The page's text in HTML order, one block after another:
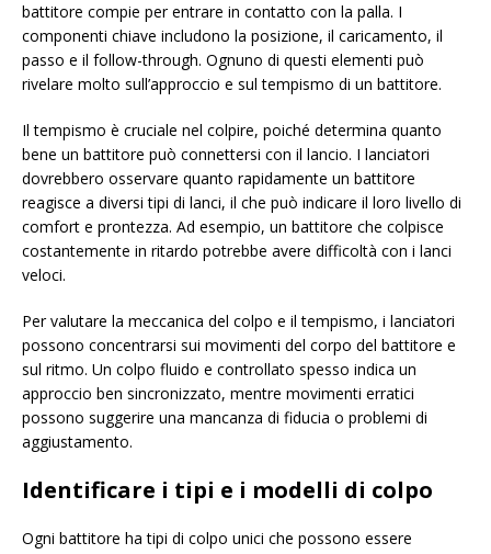
battitore compie per entrare in contatto con la palla. I
componenti chiave includono la posizione, il caricamento, il
passo e il follow-through. Ognuno di questi elementi può
rivelare molto sull’approccio e sul tempismo di un battitore.
Il tempismo è cruciale nel colpire, poiché determina quanto
bene un battitore può connettersi con il lancio. I lanciatori
dovrebbero osservare quanto rapidamente un battitore
reagisce a diversi tipi di lanci, il che può indicare il loro livello di
comfort e prontezza. Ad esempio, un battitore che colpisce
costantemente in ritardo potrebbe avere difficoltà con i lanci
veloci.
Per valutare la meccanica del colpo e il tempismo, i lanciatori
possono concentrarsi sui movimenti del corpo del battitore e
sul ritmo. Un colpo fluido e controllato spesso indica un
approccio ben sincronizzato, mentre movimenti erratici
possono suggerire una mancanza di fiducia o problemi di
aggiustamento.
Identificare i tipi e i modelli di colpo
Ogni battitore ha tipi di colpo unici che possono essere